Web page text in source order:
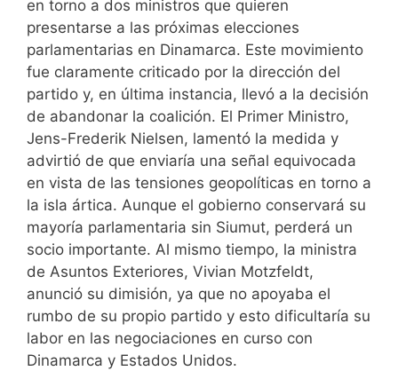
en torno a dos ministros que quieren
presentarse a las próximas elecciones
parlamentarias en Dinamarca. Este movimiento
fue claramente criticado por la dirección del
partido y, en última instancia, llevó a la decisión
de abandonar la coalición. El Primer Ministro,
Jens-Frederik Nielsen, lamentó la medida y
advirtió de que enviaría una señal equivocada
en vista de las tensiones geopolíticas en torno a
la isla ártica. Aunque el gobierno conservará su
mayoría parlamentaria sin Siumut, perderá un
socio importante. Al mismo tiempo, la ministra
de Asuntos Exteriores, Vivian Motzfeldt,
anunció su dimisión, ya que no apoyaba el
rumbo de su propio partido y esto dificultaría su
labor en las negociaciones en curso con
Dinamarca y Estados Unidos.